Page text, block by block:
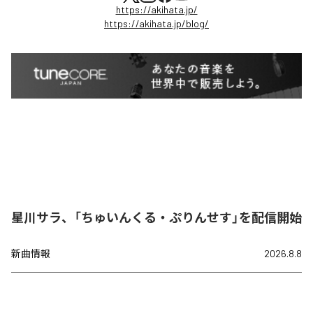
https://akihata.jp/
https://akihata.jp/blog/
星川サラ、「ちゅいんくる・ぷりんせす」を配信開始
新曲情報 2026.8.8